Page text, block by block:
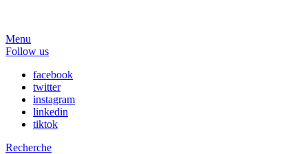
Menu
Follow us
facebook
twitter
instagram
linkedin
tiktok
Recherche